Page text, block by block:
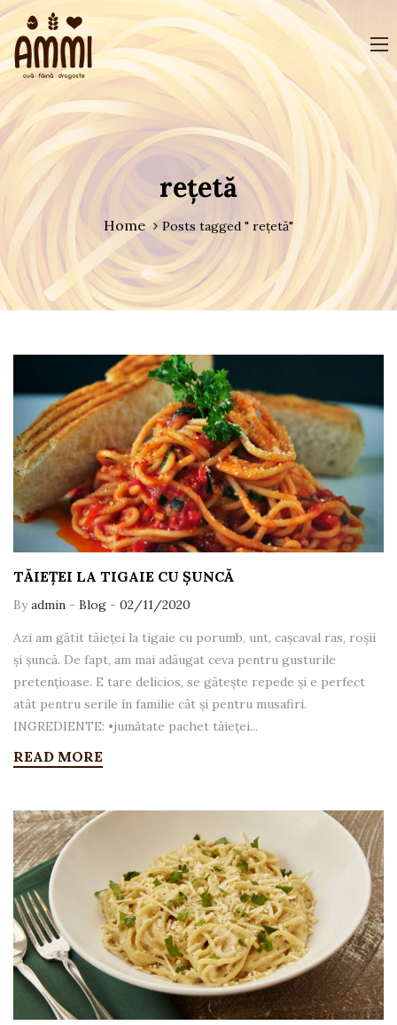
rețetă
Home Posts tagged " rețetă"
TĂIEȚEI LA TIGAIE CU ȘUNCĂ
Byadmin - Blog - 02/11/2020
Azi am gătit tăieței la tigaie cu porumb, unt, cașcaval ras, roșii
și șuncă. De fapt, am mai adăugat ceva pentru gusturile
pretențioase. E tare delicios, se gătește repede și e perfect
atât pentru serile în familie cât și pentru musafiri.
INGREDIENTE: •jumătate pachet tăieței...
READ MORE